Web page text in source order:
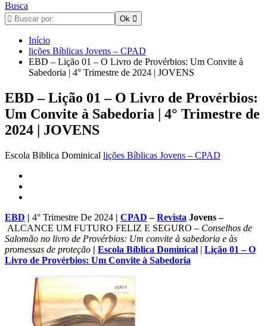
Busca
Início
lições Bíblicas Jovens – CPAD
EBD – Lição 01 – O Livro de Provérbios: Um Convite à
Sabedoria | 4° Trimestre de 2024 | JOVENS
EBD – Lição 01 – O Livro de Provérbios:
Um Convite à Sabedoria | 4° Trimestre de
2024 | JOVENS
Escola Biblica Dominical lições Bíblicas Jovens – CPAD
EBD | 4° Trimestre De 2024 | CPAD –Revista Jovens –
ALCANCE UM FUTURO FELIZ E SEGURO – Conselhos de
Salomão no livro de Provérbios: Um convite à sabedoria e às
promessas de proteção | Escola Bíblica Dominical | Lição 01 – O
Livro de Provérbios: Um Convite à Sabedoria